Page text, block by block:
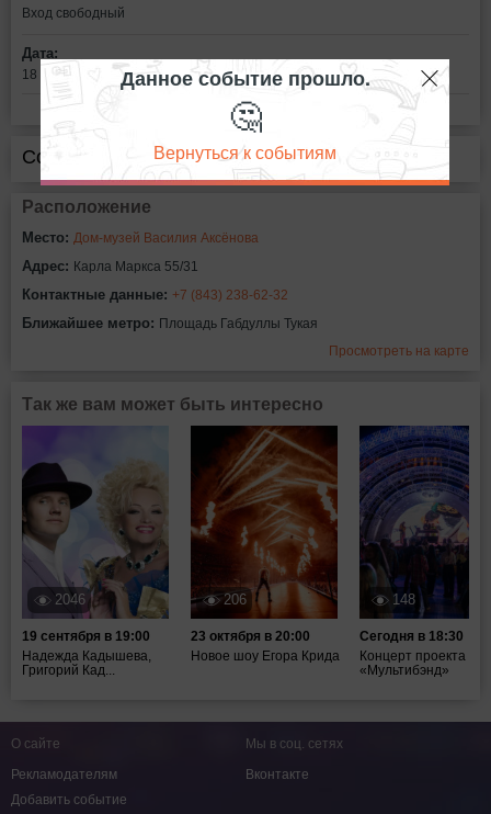
Вход свободный
Дата:
18 октября в 16:00
Сообщить об ошибке
Расположение
Место: Дом-музей Василия Аксёнова
Адрес: Карла Маркса 55/31
Контактные данные: +7 (843) 238-62-32
Ближайшее метро: Площадь Габдуллы Тукая
Просмотреть на карте
Так же вам может быть интересно
2046
19 сентября в 19:00
Надежда Кадышева,
Григорий Кад...
206
23 октября в 20:00
Новое шоу Егора Крида
148
Сегодня в 18:30
Концерт проекта
«Мультибэнд»
Данное событие прошло.
🤔
Вернуться к событиям
О сайте
Рекламодателям
Добавить событие
Мы в соц. сетях
Вконтакте